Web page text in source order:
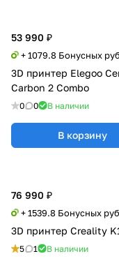
76 990 ₽
+ 1539.8 Бонусных
3D принтер Creality
5 1 В наличии
53 990 ₽
+ 1079.8 Бонусных
3D принтер Elegoo
Carbon 2 Combo
0 0 В наличии
В корзину